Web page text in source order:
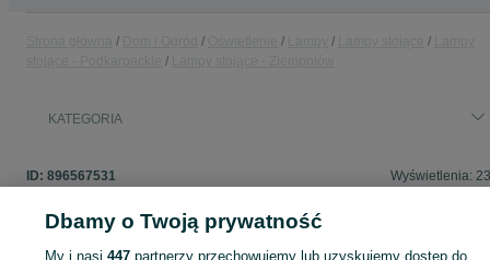
KATEGORIA
ID: 896567531 Wyświetlenia:
Dbamy o Twoją prywatność
My i nasi447 partnerzy przechowujemy lub uzyskujemy dostęp do